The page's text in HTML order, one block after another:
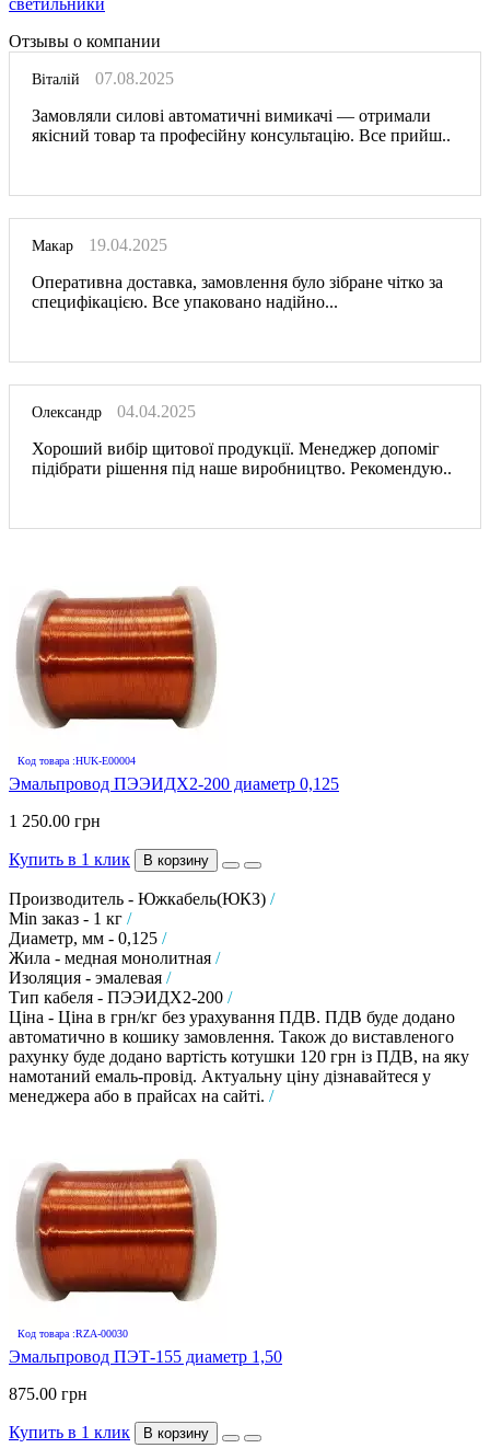
Отзывы о компании
Віталій
07.08.2025
Замовляли силові автоматичні вимикачі — отримали
якісний товар та професійну консультацію. Все прийш..
Макар
19.04.2025
Оперативна доставка, замовлення було зібране чітко за
специфікацією. Все упаковано надійно...
Олександр
04.04.2025
Хороший вибір щитової продукції. Менеджер допоміг
підібрати рішення під наше виробництво. Рекомендую..
Код товара :HUK-E00004
Эмальпровод ПЭЭИДХ2-200 диаметр 0,125
1 250.00 грн
Купить в 1 клик В корзину
Производитель - Южкабель(ЮКЗ) /
Min заказ - 1 кг /
Диаметр, мм - 0,125 /
Жила - медная монолитная /
Изоляция - эмалевая /
Тип кабеля - ПЭЭИДХ2-200 /
Ціна - Ціна в грн/кг без урахування ПДВ. ПДВ буде додано
автоматично в кошику замовлення. Також до виставленого
рахунку буде додано вартість котушки 120 грн із ПДВ, на яку
намотаний емаль-провід. Актуальну ціну дізнавайтеся у
менеджера або в прайсах на сайті. /
Код товара :RZA-00030
Эмальпровод ПЭТ-155 диаметр 1,50
875.00 грн
Купить в 1 клик В корзину